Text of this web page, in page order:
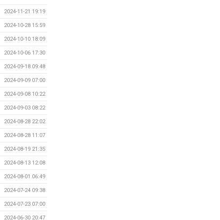
2024-11-21 19:19
2024-10-28 15:59
2024-10-10 18:09
2024-10-06 17:30
2024-09-18 09:48
2024-09-09 07:00
2024-09-08 10:22
2024-09-03 08:22
2024-08-28 22:02
2024-08-28 11:07
2024-08-19 21:35
2024-08-13 12:08
2024-08-01 06:49
2024-07-24 09:38
2024-07-23 07:00
2024-06-30 20:47